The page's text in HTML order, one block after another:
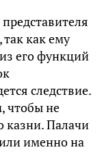
как ему
его функций
следствие.
чтобы не
казни. Палачи
именно на